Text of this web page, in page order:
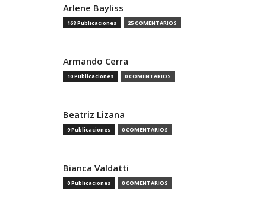
Arlene Bayliss
168 Publicaciones 25 COMENTARIOS
Armando Cerra
10 Publicaciones 0 COMENTARIOS
Beatriz Lizana
9 Publicaciones 0 COMENTARIOS
Bianca Valdatti
0 Publicaciones 0 COMENTARIOS